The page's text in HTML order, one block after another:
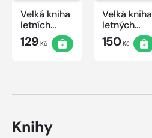
Velká kniha
letních
křížovek
2026
129 Kč
Velká kniha
letných
krížoviek s
TV JOJ
150Kč
Knihy